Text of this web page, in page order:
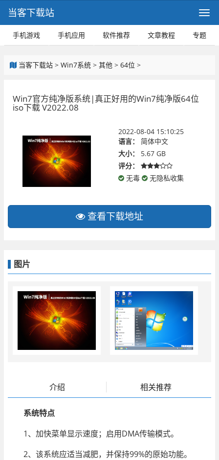
当客下载站
手机游戏 手机应用 软件推荐 文章教程 专题
当客下载站 > Win7系统 > 其他 > 64位 >
Win7官方纯净版系统|真正好用的Win7纯净版64位
iso下载 V2022.08
2022-08-04 15:10:25
语言：
简体中文
大小：
5.67 GB
评分：
无毒
无隐私收集
查看下载地址
图片
介绍 相关推荐
系统特点
1、加快菜单显示速度；启用DMA传输模式。
2、该系统应适当减肥，并保持99%的原始功能。